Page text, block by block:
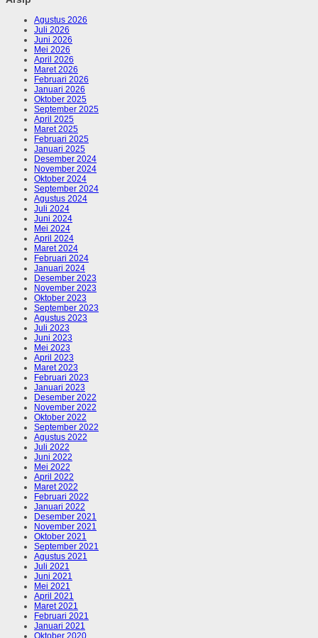
Agustus 2026
Juli 2026
Juni 2026
Mei 2026
April 2026
Maret 2026
Februari 2026
Januari 2026
Oktober 2025
September 2025
April 2025
Maret 2025
Februari 2025
Januari 2025
Desember 2024
November 2024
Oktober 2024
September 2024
Agustus 2024
Juli 2024
Juni 2024
Mei 2024
April 2024
Maret 2024
Februari 2024
Januari 2024
Desember 2023
November 2023
Oktober 2023
September 2023
Agustus 2023
Juli 2023
Juni 2023
Mei 2023
April 2023
Maret 2023
Februari 2023
Januari 2023
Desember 2022
November 2022
Oktober 2022
September 2022
Agustus 2022
Juli 2022
Juni 2022
Mei 2022
April 2022
Maret 2022
Februari 2022
Januari 2022
Desember 2021
November 2021
Oktober 2021
September 2021
Agustus 2021
Juli 2021
Juni 2021
Mei 2021
April 2021
Maret 2021
Februari 2021
Januari 2021
Oktober 2020